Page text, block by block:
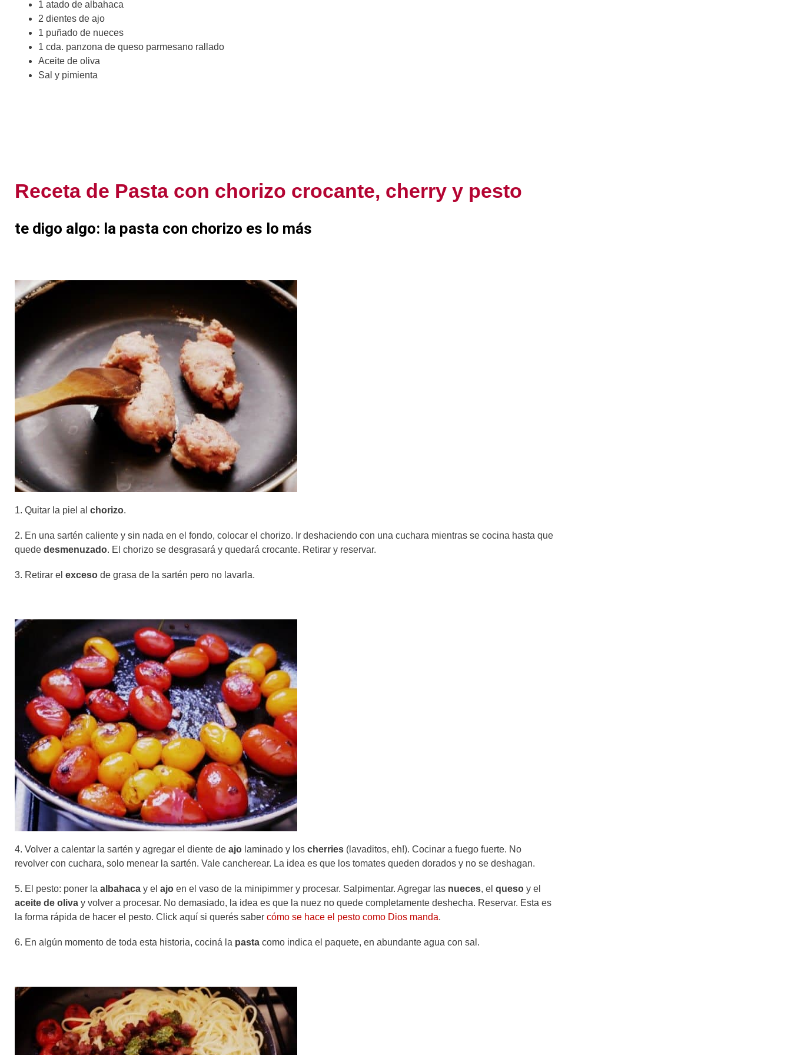
1 atado de albahaca
2 dientes de ajo
1 puñado de nueces
1 cda. panzona de queso parmesano rallado
Aceite de oliva
Sal y pimienta
Receta de Pasta con chorizo crocante, cherry y pesto
te digo algo: la pasta con chorizo es lo más
1. Quitar la piel al chorizo.
2. En una sartén caliente y sin nada en el fondo, colocar el chorizo. Ir deshaciendo con una cuchara mientras se cocina hasta que
quede desmenuzado. El chorizo se desgrasará y quedará crocante. Retirar y reservar.
3. Retirar el exceso de grasa de la sartén pero no lavarla.
4. Volver a calentar la sartén y agregar el diente de ajo laminado y los cherries (lavaditos, eh!). Cocinar a fuego fuerte. No
revolver con cuchara, solo menear la sartén. Vale cancherear. La idea es que los tomates queden dorados y no se deshagan.
5. El pesto: poner la albahaca y el ajo en el vaso de la minipimmer y procesar. Salpimentar. Agregar las nueces, el queso y el
aceite de oliva y volver a procesar. No demasiado, la idea es que la nuez no quede completamente deshecha. Reservar. Esta es
la forma rápida de hacer el pesto. Click aquí si querés saber cómo se hace el pesto como Dios manda.
6. En algún momento de toda esta historia, cociná la pasta como indica el paquete, en abundante agua con sal.